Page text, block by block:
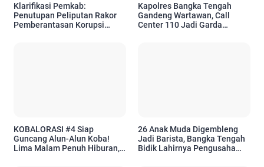
Klarifikasi Pemkab:
Penutupan Peliputan Rakor
Pemberantasan Korupsi
Kapolres Bangka Tengah
Gandeng Wartawan, Call
Center 110 Jadi Garda
KOBALORASI #4 Siap
Guncang Alun-Alun Koba!
Lima Malam Penuh Hiburan,
26 Anak Muda Digembleng
Jadi Barista, Bangka Tengah
Bidik Lahirnya Pengusaha